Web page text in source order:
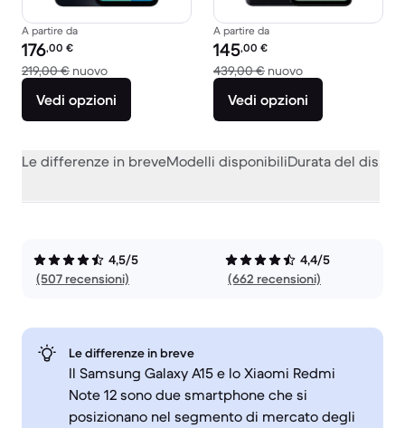
A partire da
Prezzo del ricondizionato:
176,00 €
219,00 € nuovoRispetto a 219,00 € del nuovo
Vedi opzioni
A partire da
Prezzo del ricondizionato:
145,00 €
439,00 € nuovoRispetto a
Vedi opzioni
Le differenze in breveModelli disponibiliDurata del
4,5/5
(507 recensioni)
4,4/5
(662 recensioni)
Le differenze in breve
Il Samsung Galaxy A15 e lo Xiaomi Redmi
Note 12 sono due smartphone che si
posizionano nel segmento di mercato degli